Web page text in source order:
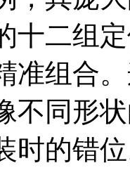
十二组
准组合
不同形
时的错位